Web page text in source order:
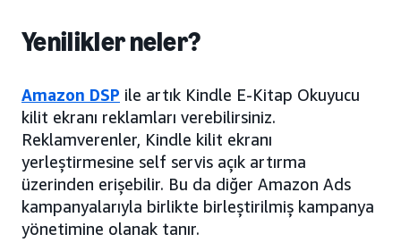
Yenilikler neler?
Amazon DSP ile artık Kindle E-Kitap Okuyucu
kilit ekranı reklamları verebilirsiniz.
Reklamverenler, Kindle kilit ekranı
yerleştirmesine self servis açık artırma
üzerinden erişebilir. Bu da diğer Amazon Ads
kampanyalarıyla birlikte birleştirilmiş kampanya
yönetimine olanak tanır.